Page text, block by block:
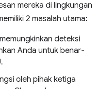
mereka di lingkungan
2 masalah utama:
deteksi
Anda untuk benar-
oleh pihak ketiga